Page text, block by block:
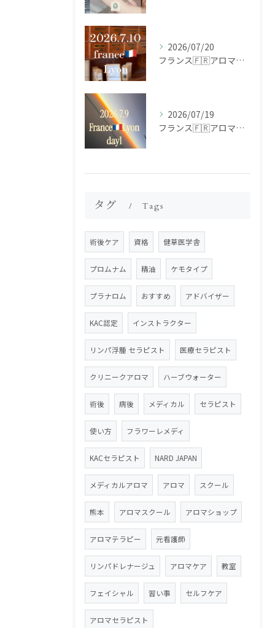
2026/07/20
フランス🇫🇷アロマ研修ツアー𝗱𝗮𝘆𝟮
2026/07/19
フランス🇫🇷アロマ研修ツアー𝗱𝗮𝘆𝟭
タグ Tags
術後ケア 資格 健草医学舎
プロムナム 精油 ケモタイプ
プラナロム おすすめ アドバイザー
KAC認定 インストラクター
リンパ浮腫 セラピスト 医療セラピスト
クリニークアロマ ハーブウォーター
術後 病後 メディカル セラピスト
使い方 フラワーレメディ
KACセラピスト NARD JAPAN
メディカルアロマ アロマ スクール
熊本 アロマスクール アロマショップ
アロマテラピー 元看護師
リンパドレナージュ アロマケア 教室
フェイシャル 習い事 セルフケア
アロマセラピスト